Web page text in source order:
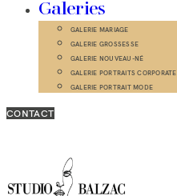
Galeries
GALERIE MARIAGE
GALERIE GROSSESSE
GALERIE NOUVEAU-NÉ
GALERIE PORTRAITS CORPORATE
GALERIE PORTRAIT MODE
CONTACT